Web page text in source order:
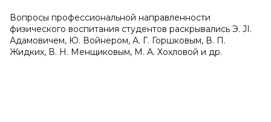
Вопросы профессиональной направленности
физического воспитания студентов раскрывались Э. JI.
Адамовичем, Ю. Войнером, А. Г. Горшковым, В. П.
Жидких, В. Н. Менщиковым, М. А. Хохловой и др.